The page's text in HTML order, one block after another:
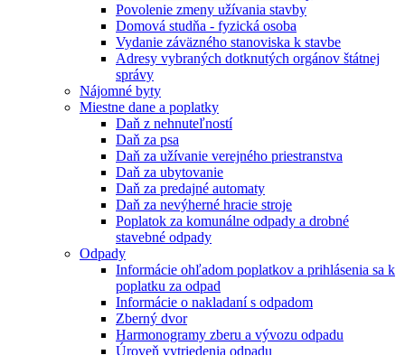
Povolenie zmeny užívania stavby
Domová studňa - fyzická osoba
Vydanie záväzného stanoviska k stavbe
Adresy vybraných dotknutých orgánov štátnej
správy
Nájomné byty
Miestne dane a poplatky
Daň z nehnuteľností
Daň za psa
Daň za užívanie verejného priestranstva
Daň za ubytovanie
Daň za predajné automaty
Daň za nevýherné hracie stroje
Poplatok za komunálne odpady a drobné
stavebné odpady
Odpady
Informácie ohľadom poplatkov a prihlásenia sa k
poplatku za odpad
Informácie o nakladaní s odpadom
Zberný dvor
Harmonogramy zberu a vývozu odpadu
Úroveň vytriedenia odpadu